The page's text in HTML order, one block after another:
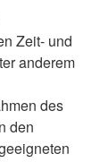
Zeit- und
anderem
des
den